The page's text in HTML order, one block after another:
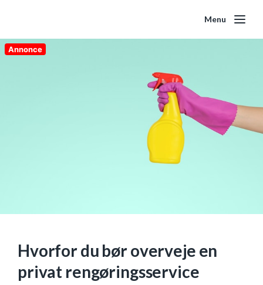
Menu
Annonce
Hvorfor du bør overveje en
privat rengøringsservice